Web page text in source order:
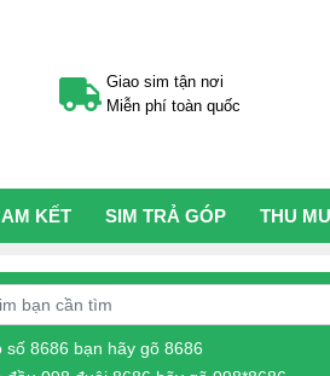
Giao sim tận nơi
Miễn phí toàn quốc
KẾT SIM TRẢ GÓP THU
số 8686 bạn hãy gõ 8686